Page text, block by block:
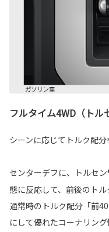
フルタイム4WD（トル
シーンに応じてトルク配分
センターデフに、トルセン
態に反応して、前後のト
通常時のトルク配分「前
にして優れたコーナリン